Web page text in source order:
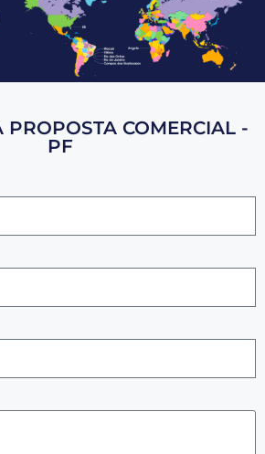
PROPOSTA COMERCIAL -
PF